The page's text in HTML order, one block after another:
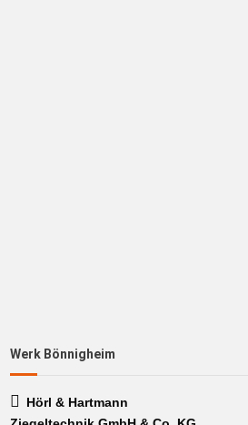
Werk Bönnigheim
Hörl & Hartmann